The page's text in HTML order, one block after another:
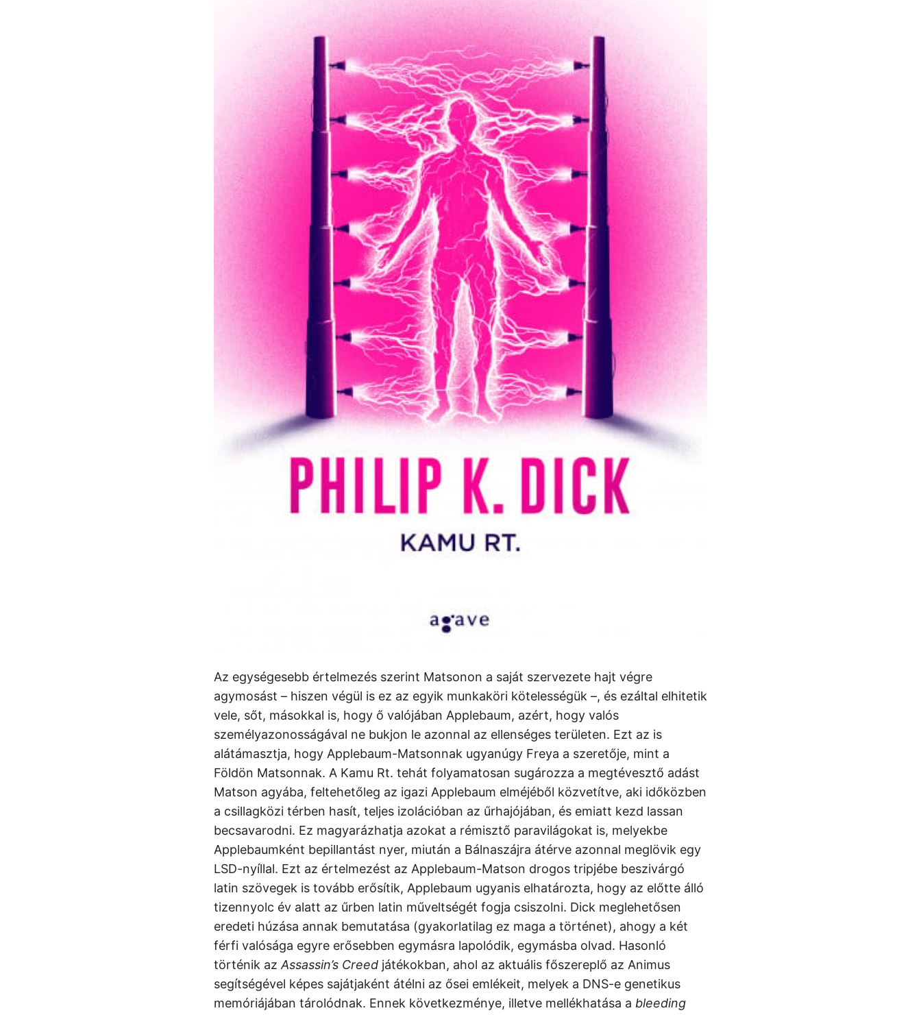
Az egységesebb értelmezés szerint Matsonon a saját szervezete hajt végre
agymosást – hiszen végül is ez az egyik munkaköri kötelességük –, és ezáltal elhitetik
vele, sőt, másokkal is, hogy ő valójában Applebaum, azért, hogy valós
személyazonosságával ne bukjon le azonnal az ellenséges területen. Ezt az is
alátámasztja, hogy Applebaum-Matsonnak ugyanúgy Freya a szeretője, mint a
Földön Matsonnak. A Kamu Rt. tehát folyamatosan sugározza a megtévesztő adást
Matson agyába, feltehetőleg az igazi Applebaum elméjéből közvetítve, aki időközben
a csillagközi térben hasít, teljes izolációban az űrhajójában, és emiatt kezd lassan
becsavarodni. Ez magyarázhatja azokat a rémisztő paravilágokat is, melyekbe
Applebaumként bepillantást nyer, miután a Bálnaszájra átérve azonnal meglövik egy
LSD-nyíllal. Ezt az értelmezést az Applebaum-Matson drogos tripjébe beszivárgó
latin szövegek is tovább erősítik, Applebaum ugyanis elhatározta, hogy az előtte álló
tizennyolc év alatt az űrben latin műveltségét fogja csiszolni. Dick meglehetősen
eredeti húzása annak bemutatása (gyakorlatilag ez maga a történet), ahogy a két
férfi valósága egyre erősebben egymásra lapolódik, egymásba olvad. Hasonló
történik az Assassin’s Creed játékokban, ahol az aktuális főszereplő az Animus
segítségével képes sajátjaként átélni az ősei emlékeit, melyek a DNS-e genetikus
memóriájában tárolódnak. Ennek következménye, illetve mellékhatása a bleeding